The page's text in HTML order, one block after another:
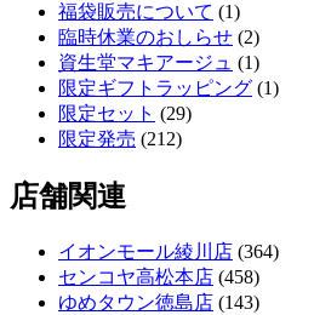
福袋販売について (1)
臨時休業のおしらせ (2)
資生堂マキアージュ (1)
限定ギフトラッピング (1)
限定セット (29)
限定発売 (212)
店舗関連
イオンモール綾川店 (364)
センコヤ高松本店 (458)
ゆめタウン徳島店 (143)